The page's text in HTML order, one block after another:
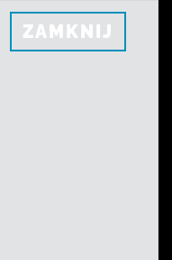
ZAMKNIJ